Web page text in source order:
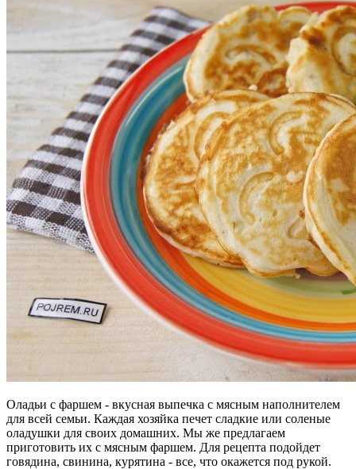
Оладьи с фаршем - вкусная выпечка с мясным наполнителем
для всей семьи. Каждая хозяйка печет сладкие или соленые
оладушки для своих домашних. Мы же предлагаем
приготовить их с мясным фаршем. Для рецепта подойдет
говядина, свинина, курятина - все, что окажется под рукой.